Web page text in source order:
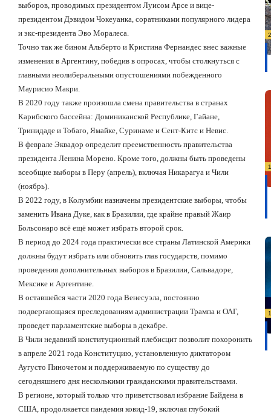
выборов, проводимых президентом Луисом Арсе и вице-
президентом Дэвидом Чокеуанка, соратниками популярного лидера
и экс-президента Эво Моралеса.
Точно так же бином Альберто и Кристина Фернандес внес важные
изменения в Аргентину, победив в опросах, чтобы столкнуться с
главными неолиберальными опустошениями побежденного
Маурисио Макри.
В 2020 году также произошла смена правительства в странах
Карибского бассейна: Доминиканской Республике, Гайане,
Тринидаде и Тобаго, Ямайке, Суринаме и Сент-Китс и Невис.
В феврале Эквадор определит преемственность правительства
президента Ленина Морено. Кроме того, должны быть проведены
всеобщие выборы в Перу (апрель), включая Никарагуа и Чили
(ноябрь).
В 2022 году, в Колумбии назначены президентские выборы, чтобы
заменить Ивана Дуке, как в Бразилии, где крайне правый Жаир
Больсонаро всё ещё может избрать второй срок.
В период до 2024 года практически все страны Латинской Америки
должны будут избрать или обновить глав государств, помимо
проведения дополнительных выборов в Бразилии, Сальвадоре,
Мексике и Аргентине.
В оставшейся части 2020 года Венесуэла, постоянно
подвергающаяся преследованиям администрации Трампа и ОАГ,
проведет парламентские выборы в декабре.
В Чили недавний конституционный плебисцит позволит похоронить
в апреле 2021 года Конституцию, установленную диктатором
Аугусто Пиночетом и поддерживаемую по существу до
сегодняшнего дня несколькими гражданскими правительствами.
В регионе, который только что приветствовал избрание Байдена в
США, продолжается пандемия ковид-19, включая глубокий